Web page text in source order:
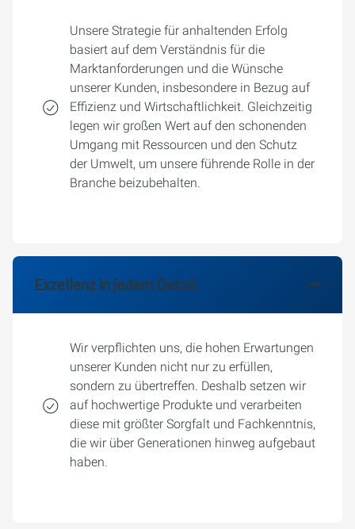
Unsere Strategie für anhaltenden Erfolg
basiert auf dem Verständnis für die
Marktanforderungen und die Wünsche
unserer Kunden, insbesondere in Bezug auf
Effizienz und Wirtschaftlichkeit. Gleichzeitig
legen wir großen Wert auf den schonenden
Umgang mit Ressourcen und den Schutz
der Umwelt, um unsere führende Rolle in der
Branche beizubehalten.
Exzellenz in jedem Detail
Wir verpflichten uns, die hohen Erwartungen
unserer Kunden nicht nur zu erfüllen,
sondern zu übertreffen. Deshalb setzen wir
auf hochwertige Produkte und verarbeiten
diese mit größter Sorgfalt und Fachkenntnis,
die wir über Generationen hinweg aufgebaut
haben.